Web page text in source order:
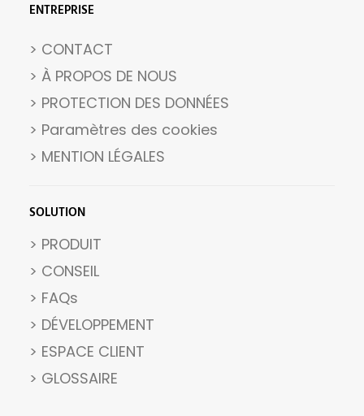
ENTREPRISE
> CONTACT
> À PROPOS DE NOUS
> PROTECTION DES DONNÉES
> Paramètres des cookies
> MENTION LÉGALES
SOLUTION
> PRODUIT
> CONSEIL
> FAQs
> DÉVELOPPEMENT
> ESPACE CLIENT
> GLOSSAIRE